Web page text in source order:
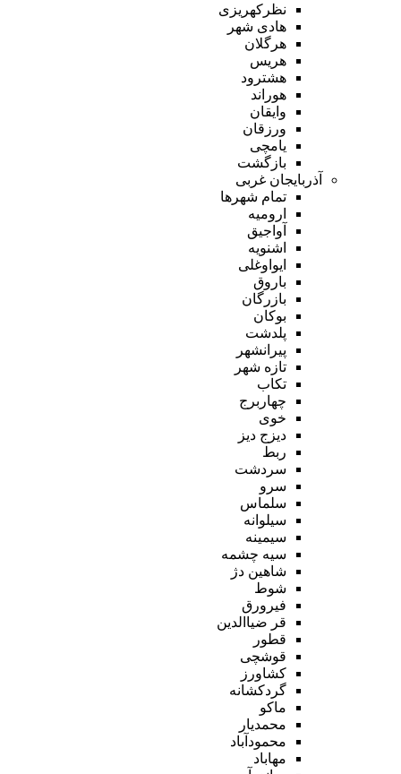
نظرکهریزی
هادی شهر
هرگلان
هریس
هشترود
هوراند
وایقان
ورزقان
یامچی
بازگشت
آذربایجان غربی
تمام شهر‌ها
ارومیه
آواجیق
اشنویه
ایواوغلی
باروق
بازرگان
بوکان
پلدشت
پیرانشهر
تازه شهر
تکاب
چهاربرج
خوی
دیزج دیز
ربط
سردشت
سرو
سلماس
سیلوانه
سیمینه
سیه چشمه
شاهین دژ
شوط
فیرورق
قر ضیاالدین
قطور
قوشچی
کشاورز
گردکشانه
ماکو
محمدیار
محمودآباد
مهاباد